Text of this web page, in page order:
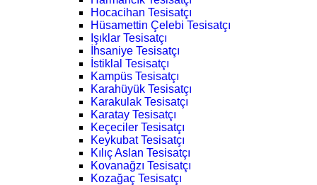
Hocacihan Tesisatçı
Hüsamettin Çelebi Tesisatçı
Işıklar Tesisatçı
İhsaniye Tesisatçı
İstiklal Tesisatçı
Kampüs Tesisatçı
Karahüyük Tesisatçı
Karakulak Tesisatçı
Karatay Tesisatçı
Keçeciler Tesisatçı
Keykubat Tesisatçı
Kılıç Aslan Tesisatçı
Kovanağzı Tesisatçı
Kozağaç Tesisatçı